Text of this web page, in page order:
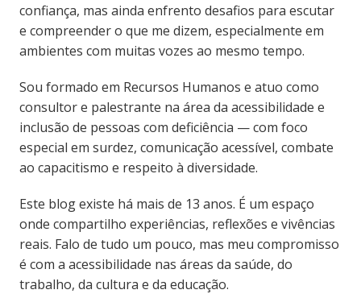
confiança, mas ainda enfrento desafios para escutar
e compreender o que me dizem, especialmente em
ambientes com muitas vozes ao mesmo tempo.
Sou formado em Recursos Humanos e atuo como
consultor e palestrante na área da acessibilidade e
inclusão de pessoas com deficiência — com foco
especial em surdez, comunicação acessível, combate
ao capacitismo e respeito à diversidade.
Este blog existe há mais de 13 anos. É um espaço
onde compartilho experiências, reflexões e vivências
reais. Falo de tudo um pouco, mas meu compromisso
é com a acessibilidade nas áreas da saúde, do
trabalho, da cultura e da educação.